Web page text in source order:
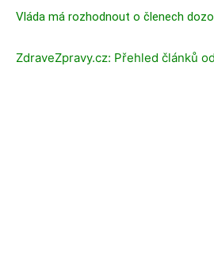
Vláda má rozhodnout o členech
ZdraveZpravy.cz: Přehled článků